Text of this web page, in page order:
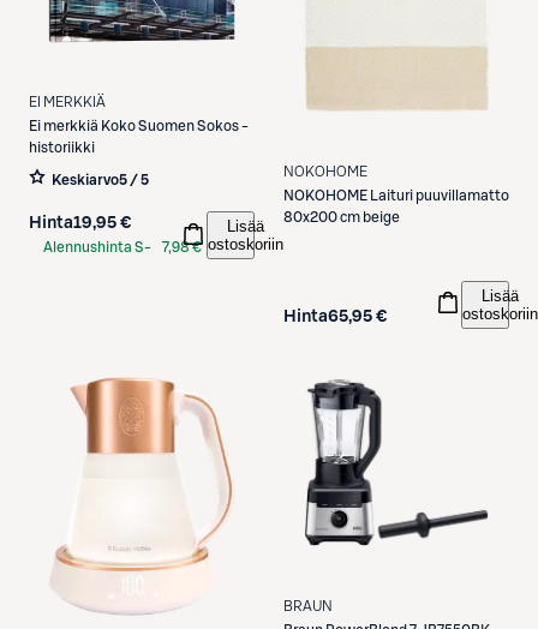
EI MERKKIÄ
Ei merkkiä Koko Suomen Sokos -
historiikki
Keskiarvo5 / 5
Hinta19,95 €
Alennushinta S-
7,98 €
Lisää
ostoskoriin
NOKOHOME
NOKOHOME
Laituri puuvillamatto
80x200 cm beige
Hinta65,95 €
Lisää
ostoskoriin
BRAUN